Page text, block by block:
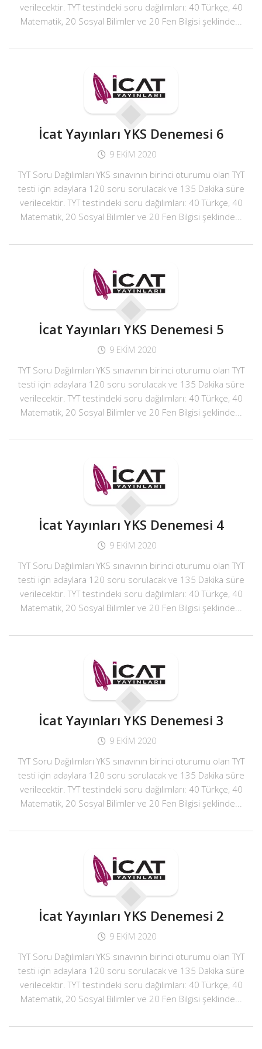
verilecektir. TYT testindeki soru dağılımları: 40 Türkçe, 40
Matematik, 20 Sosyal Bilimler ve 20 Fen Bilgisi şeklinde...
İcat Yayınları YKS Denemesi 6
9 EKIM 2020
TYT Soru Dağılımları YKS sınavının birinci oturumu olan TYT
testi için adaylara 120 soru sorulacak ve 135 Dakika süre
verilecektir. TYT testindeki soru dağılımları: 40 Türkçe, 40
Matematik, 20 Sosyal Bilimler ve 20 Fen Bilgisi şeklinde...
İcat Yayınları YKS Denemesi 5
9 EKIM 2020
TYT Soru Dağılımları YKS sınavının birinci oturumu olan TYT
testi için adaylara 120 soru sorulacak ve 135 Dakika süre
verilecektir. TYT testindeki soru dağılımları: 40 Türkçe, 40
Matematik, 20 Sosyal Bilimler ve 20 Fen Bilgisi şeklinde...
İcat Yayınları YKS Denemesi 4
9 EKIM 2020
TYT Soru Dağılımları YKS sınavının birinci oturumu olan TYT
testi için adaylara 120 soru sorulacak ve 135 Dakika süre
verilecektir. TYT testindeki soru dağılımları: 40 Türkçe, 40
Matematik, 20 Sosyal Bilimler ve 20 Fen Bilgisi şeklinde...
İcat Yayınları YKS Denemesi 3
9 EKIM 2020
TYT Soru Dağılımları YKS sınavının birinci oturumu olan TYT
testi için adaylara 120 soru sorulacak ve 135 Dakika süre
verilecektir. TYT testindeki soru dağılımları: 40 Türkçe, 40
Matematik, 20 Sosyal Bilimler ve 20 Fen Bilgisi şeklinde...
İcat Yayınları YKS Denemesi 2
9 EKIM 2020
TYT Soru Dağılımları YKS sınavının birinci oturumu olan TYT
testi için adaylara 120 soru sorulacak ve 135 Dakika süre
verilecektir. TYT testindeki soru dağılımları: 40 Türkçe, 40
Matematik, 20 Sosyal Bilimler ve 20 Fen Bilgisi şeklinde...